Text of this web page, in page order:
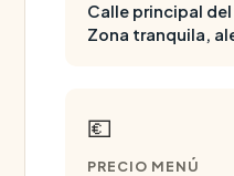
Calle principal
Zona tranquila,
💶
PRECIO MENÚ